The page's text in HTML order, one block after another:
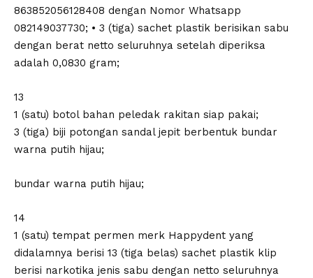
863852056128408 dengan Nomor Whatsapp
082149037730; • 3 (tiga) sachet plastik berisikan sabu
dengan berat netto seluruhnya setelah diperiksa
adalah 0,0830 gram;
13
1 (satu) botol bahan peledak rakitan siap pakai;
3 (tiga) biji potongan sandal jepit berbentuk bundar
warna putih hijau;
bundar warna putih hijau;
14
1 (satu) tempat permen merk Happydent yang
didalamnya berisi 13 (tiga belas) sachet plastik klip
berisi narkotika jenis sabu dengan netto seluruhnya